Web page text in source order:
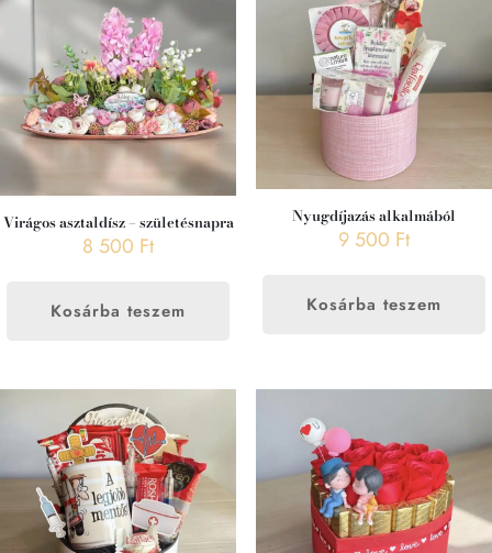
Virágos asztaldísz – születésnapra
8 500 Ft
Kosárba teszem
Nyugdíjazás alkalmából
9 500 Ft
Kosárba teszem